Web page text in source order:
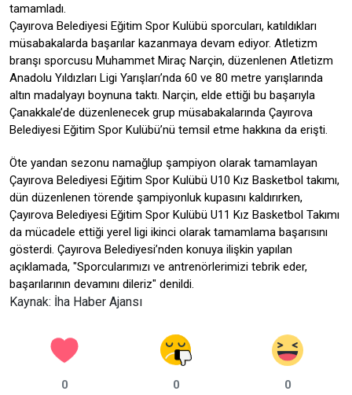
tamamladı.
Çayırova Belediyesi Eğitim Spor Kulübü sporcuları, katıldıkları
müsabakalarda başarılar kazanmaya devam ediyor. Atletizm
branşı sporcusu Muhammet Miraç Narçin, düzenlenen Atletizm
Anadolu Yıldızları Ligi Yarışları’nda 60 ve 80 metre yarışlarında
altın madalyayı boynuna taktı. Narçin, elde ettiği bu başarıyla
Çanakkale’de düzenlenecek grup müsabakalarında Çayırova
Belediyesi Eğitim Spor Kulübü’nü temsil etme hakkına da erişti.
Öte yandan sezonu namağlup şampiyon olarak tamamlayan
Çayırova Belediyesi Eğitim Spor Kulübü U10 Kız Basketbol takımı,
dün düzenlenen törende şampiyonluk kupasını kaldırırken,
Çayırova Belediyesi Eğitim Spor Kulübü U11 Kız Basketbol Takımı
da mücadele ettiği yerel ligi ikinci olarak tamamlama başarısını
gösterdi. Çayırova Belediyesi’nden konuya ilişkin yapılan
açıklamada, "Sporcularımızı ve antrenörlerimizi tebrik eder,
başarılarının devamını dileriz" denildi.
Kaynak: İha Haber Ajansı
0 0 0